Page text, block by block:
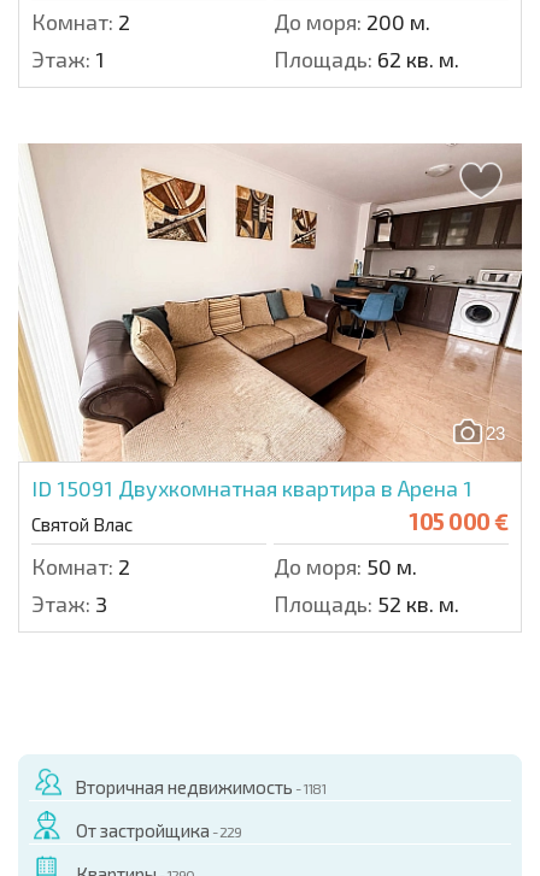
Комнат: 2 До моря: 200 м.
Этаж: 1 Площадь: 62 кв. м.
23
ID 15091 Двухкомнатная квартира в Арена 1
Святой Влас 105 000 €
Комнат: 2 До моря: 50 м.
Этаж: 3 Площадь: 52 кв. м.
Вторичная недвижимость - 1181
От застройщика - 229